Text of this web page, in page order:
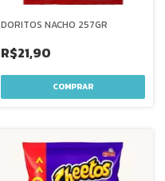
DORITOS NACHO 257GR
R$21,90